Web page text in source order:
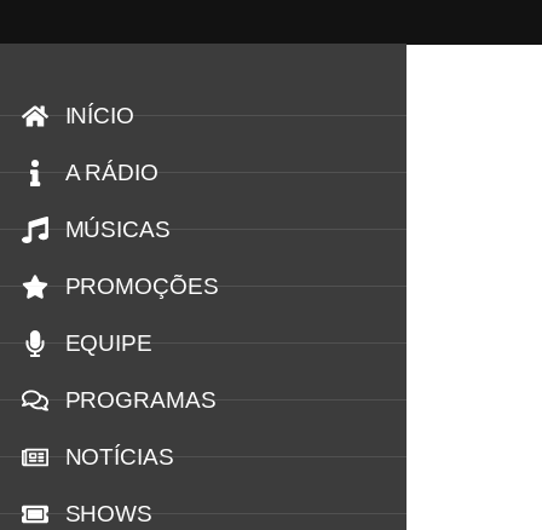
INÍCIO
A RÁDIO
MÚSICAS
PROMOÇÕES
EQUIPE
PROGRAMAS
NOTÍCIAS
SHOWS